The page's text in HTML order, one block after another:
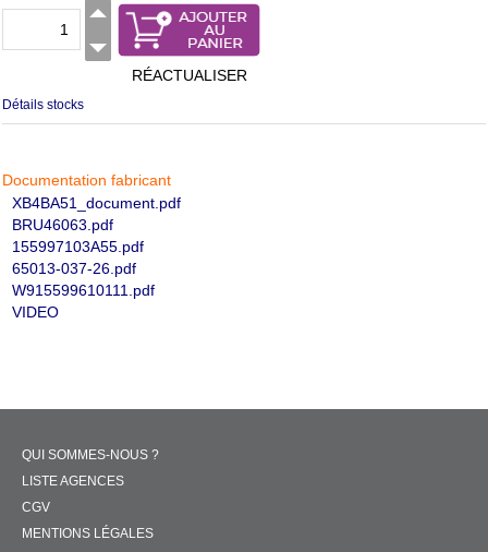
RÉACTUALISER
Détails stocks
Documentation fabricant
XB4BA51_document.pdf
BRU46063.pdf
155997103A55.pdf
65013-037-26.pdf
W915599610111.pdf
VIDEO
QUI SOMMES-NOUS ?
LISTE AGENCES
CGV
MENTIONS LÉGALES